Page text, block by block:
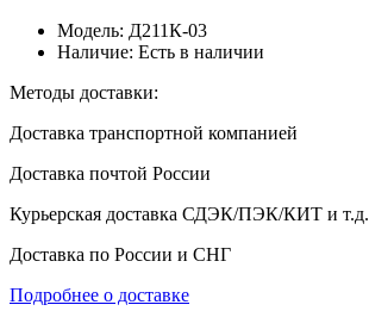
Модель: Д211К-03
Наличие: Есть в наличии
Методы доставки:
Доставка транспортной компанией
Доставка почтой России
Курьерская доставка СДЭК/ПЭК/КИТ и т.д.
Доставка по России и СНГ
Подробнее о доставке